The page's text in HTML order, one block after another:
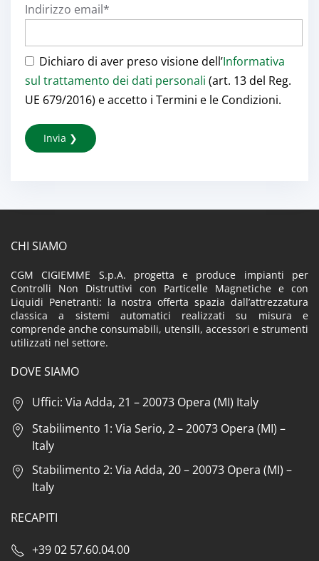
Indirizzo email*
Dichiaro di aver preso visione dell’Informativa
sul trattamento dei dati personali (art. 13 del Reg.
UE 679/2016) e accetto i Termini e le Condizioni.
CHI SIAMO
CGM CIGIEMME S.p.A. progetta e produce impianti per
Controlli Non Distruttivi con Particelle Magnetiche e con
Liquidi Penetranti: la nostra offerta spazia dall’attrezzatura
classica a sistemi automatici realizzati su misura e
comprende anche consumabili, utensili, accessori e strumenti
utilizzati nel settore.
DOVE SIAMO
Uffici: Via Adda, 21 – 20073 Opera (MI) Italy
Stabilimento 1: Via Serio, 2 – 20073 Opera (MI) –
Italy
Stabilimento 2: Via Adda, 20 – 20073 Opera (MI) –
Italy
RECAPITI
+39 02 57.60.04.00